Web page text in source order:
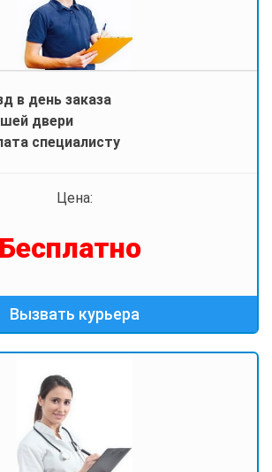
в день заказа
двери
специалисту
Цена:
Бесплатно
Вызвать курьера